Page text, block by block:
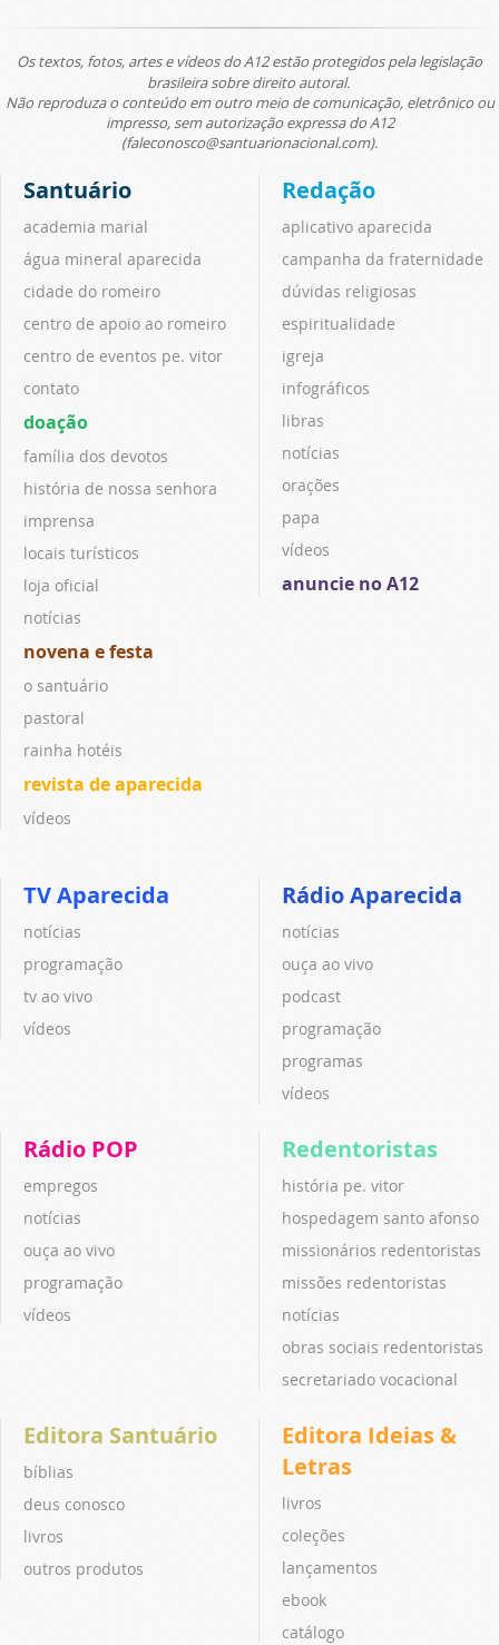
Os textos, fotos, artes e vídeos do A12 estão protegidos pela legislação
brasileira sobre direito autoral.
Não reproduza o conteúdo em outro meio de comunicação, eletrônico ou
impresso, sem autorização expressa do A12
(faleconosco@santuarionacional.com).
Santuário
academia marial
água mineral aparecida
cidade do romeiro
centro de apoio ao romeiro
centro de eventos pe. vitor
contato
doação
família dos devotos
história de nossa senhora
imprensa
locais turísticos
loja oficial
notícias
novena e festa
o santuário
pastoral
rainha hotéis
revista de aparecida
vídeos
Redação
aplicativo aparecida
campanha da fraternidade
dúvidas religiosas
espiritualidade
igreja
infográficos
libras
notícias
orações
papa
vídeos
anuncie no A12
TV Aparecida
notícias
programação
tv ao vivo
vídeos
Rádio Aparecida
notícias
ouça ao vivo
podcast
programação
programas
vídeos
Rádio POP
empregos
notícias
ouça ao vivo
programação
vídeos
Redentoristas
história pe. vitor
hospedagem santo afonso
missionários redentoristas
missões redentoristas
notícias
obras sociais redentoristas
secretariado vocacional
Editora Santuário
bíblias
deus conosco
livros
outros produtos
Editora Ideias &
Letras
livros
coleções
lançamentos
ebook
catálogo